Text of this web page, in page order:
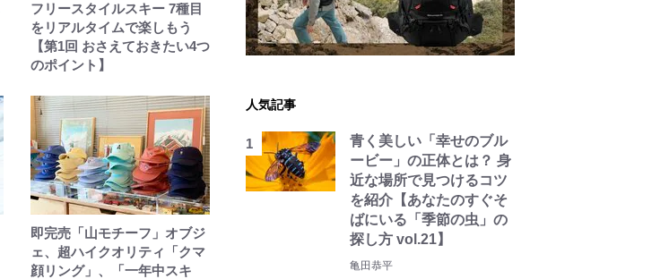
フリースタイルスキー 7種目
をリアルタイムで楽しもう
【第1回 おさえておきたい4つ
のポイント】
即完売「山モチーフ」オブジ
ェ、超ハイクオリティ「クマ
顔リング」、「一年中スキ
人気記事
青く美しい「幸せのブル
ービー」の正体とは？ 身
近な場所で見つけるコツ
を紹介【あなたのすぐそ
ばにいる「季節の虫」の
探し方 vol.21】
亀田恭平